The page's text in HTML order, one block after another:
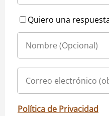
Quiero una
Política de Privacidad